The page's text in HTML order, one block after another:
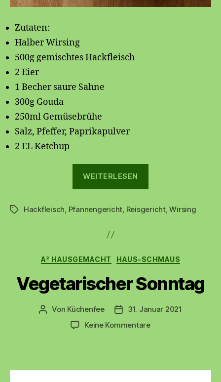
Zutaten:
Halber Wirsing
500g gemischtes Hackfleisch
2 Eier
1 Becher saure Sahne
300g Gouda
250ml Gemüsebrühe
Salz, Pfeffer, Paprikapulver
2 EL Ketchup
WEITERLESEN
Schlagwörter
Hackfleisch, Pfannengericht, Reisgericht,Wirsing
Kategorien
A² HAUSGEMACHT HAUS-SCHMAUS
Vegetarischer Sonntag
Beitragsautor
Von Küchenfee Beitragsdatum
31. Januar 2021
Keine Kommentarezu